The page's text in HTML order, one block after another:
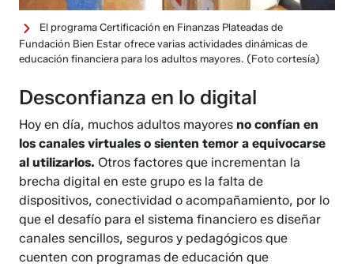
El programa Certificación en Finanzas Plateadas de
Fundación Bien Estar ofrece varias actividades dinámicas de
educación financiera para los adultos mayores. (Foto cortesía)
Desconfianza en lo digital
Hoy en día, muchos adultos mayores no confían en
los canales virtuales o sienten temor a equivocarse
al utilizarlos.Otros factores que incrementan la
brecha digital en este grupo es la falta de
dispositivos, conectividad o acompañamiento, por lo
que el desafío para el sistema financiero es diseñar
canales sencillos, seguros y pedagógicos que
cuenten con programas de educación que